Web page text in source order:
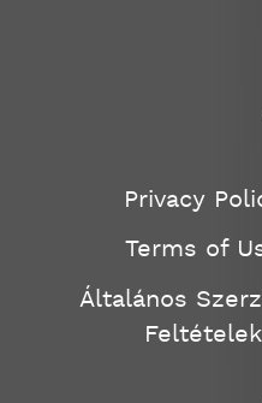
Privacy
Terms of
Általános
Feltételek